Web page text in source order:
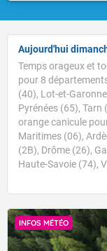
Aujourd'hui
Temps orageux et
pour 8
(40), Lot-et-
Pyrénées (65),
orange canicule
Maritimes (06),
(2B), Drôme (26),
Haute-Savoie (74),
INFOS MÉTÉO